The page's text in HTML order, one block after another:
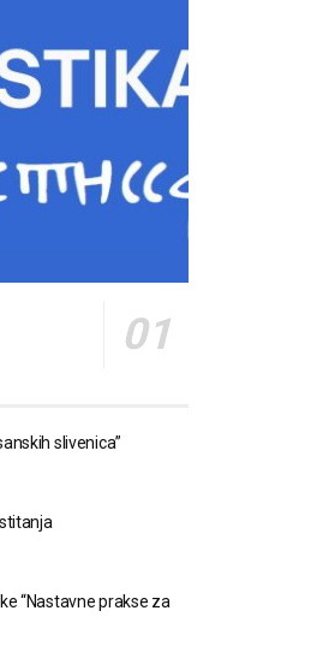
slivenica”
“Nastavne prakse za